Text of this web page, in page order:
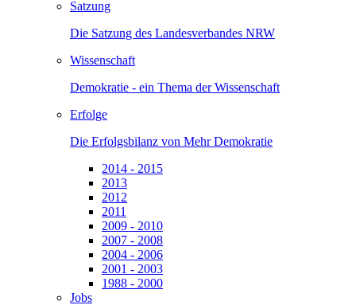
Satzung
Die Satzung des Landesverbandes NRW
Wissenschaft
Demokratie - ein Thema der Wissenschaft
Erfolge
Die Erfolgsbilanz von Mehr Demokratie
2014 - 2015
2013
2012
2011
2009 - 2010
2007 - 2008
2004 - 2006
2001 - 2003
1988 - 2000
Jobs